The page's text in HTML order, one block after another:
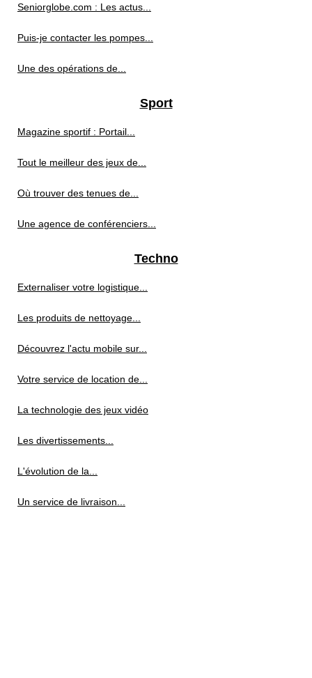
Seniorglobe.com : Les actus...
Puis-je contacter les pompes...
Une des opérations de...
Sport
Magazine sportif : Portail...
Tout le meilleur des jeux de...
Où trouver des tenues de...
Une agence de conférenciers...
Techno
Externaliser votre logistique...
Les produits de nettoyage...
Découvrez l'actu mobile sur...
Votre service de location de...
La technologie des jeux vidéo
Les divertissements...
L'évolution de la...
Un service de livraison...